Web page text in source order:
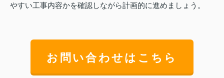
やすい工事内容かを確認しながら計画的に進めましょう。
お問い合わせはこちら